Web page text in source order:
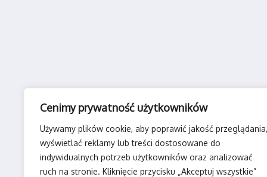
Cenimy prywatność użytkowników
Używamy plików cookie, aby poprawić jakość przeglądania,
wyświetlać reklamy lub treści dostosowane do
indywidualnych potrzeb użytkowników oraz analizować
ruch na stronie. Kliknięcie przycisku „Akceptuj wszystkie”